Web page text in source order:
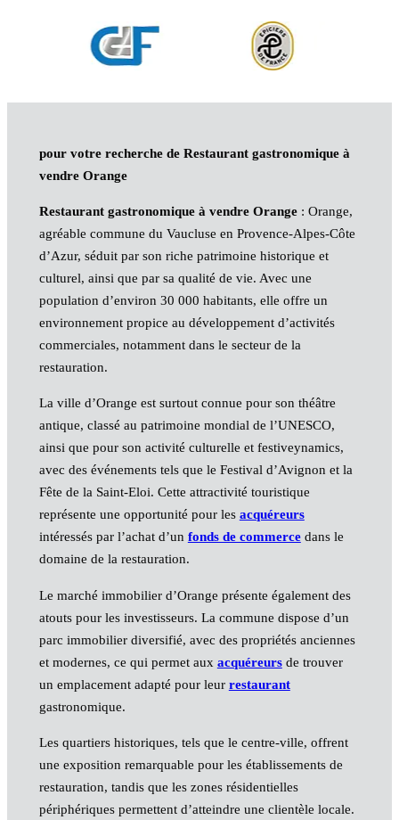
pour votre recherche de Restaurant gastronomique à
vendre Orange
Restaurant gastronomique à vendre Orange: Orange,
agréable commune du Vaucluse en Provence-Alpes-Côte
d’Azur, séduit par son riche patrimoine historique et
culturel, ainsi que par sa qualité de vie. Avec une
population d’environ 30 000 habitants, elle offre un
environnement propice au développement d’activités
commerciales, notamment dans le secteur de la
restauration.
La ville d’Orange est surtout connue pour son théâtre
antique, classé au patrimoine mondial de l’UNESCO,
ainsi que pour son activité culturelle et festiveynamics,
avec des événements tels que le Festival d’Avignon et la
Fête de la Saint-Eloi. Cette attractivité touristique
représente une opportunité pour les acquéreurs
intéressés par l’achat d’un fonds de commercedans le
domaine de la restauration.
Le marché immobilier d’Orange présente également des
atouts pour les investisseurs. La commune dispose d’un
parc immobilier diversifié, avec des propriétés anciennes
et modernes, ce qui permet aux acquéreursde trouver
un emplacement adapté pour leur restaurant
gastronomique.
Les quartiers historiques, tels que le centre-ville, offrent
une exposition remarquable pour les établissements de
restauration, tandis que les zones résidentielles
périphériques permettent d’atteindre une clientèle locale.